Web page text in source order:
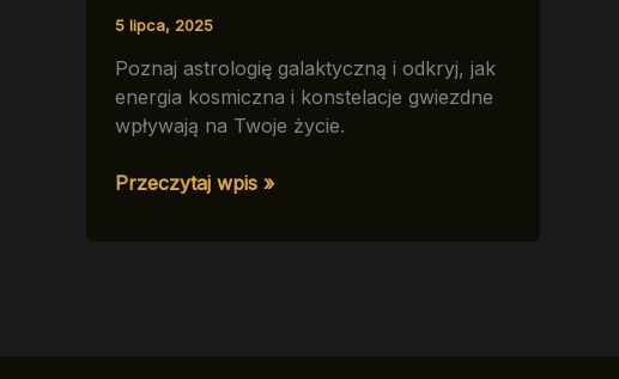
5 lipca, 2025
Poznaj astrologię galaktyczną i odkryj, jak
energia kosmiczna i konstelacje gwiezdne
wpływają na Twoje życie.
Odkryj
Przeczytaj wpis »